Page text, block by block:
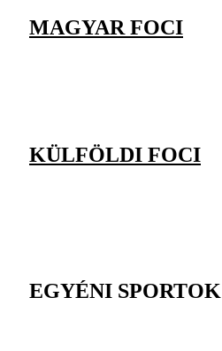
MAGYAR FOCI
KÜLFÖLDI FOCI
EGYÉNI SPORTOK